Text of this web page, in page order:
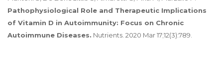
Pathophysiological Role and Therapeutic Implications
of Vitamin D in Autoimmunity: Focus on Chronic
Autoimmune Diseases. Nutrients. 2020 Mar 17;12(3):789.